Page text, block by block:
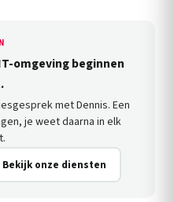
omgeving beginnen
met Dennis. Een
je weet daarna in elk
Bekijk onze diensten